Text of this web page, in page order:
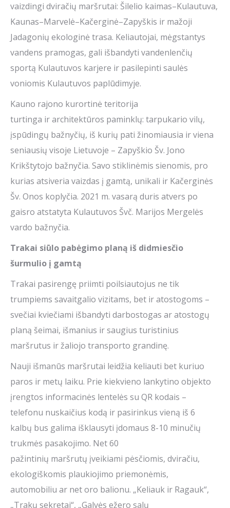
vaizdingi dviračių maršrutai: Šilelio kaimas–Kulautuva,
Kaunas–Marvelė–Kačerginė–Zapyškis ir mažoji
Jadagonių ekologinė trasa. Keliautojai, mėgstantys
vandens pramogas, gali išbandyti vandenlenčių
sportą Kulautuvos karjere ir pasilepinti saulės
voniomis Kulautuvos paplūdimyje.
Kauno rajono kurortinė teritorija
turtinga ir architektūros paminklų: tarpukario vilų,
įspūdingų bažnyčių, iš kurių pati žinomiausia ir viena
seniausių visoje Lietuvoje – Zapyškio Šv. Jono
Krikštytojo bažnyčia. Savo stiklinėmis sienomis, pro
kurias atsiveria vaizdas į gamtą, unikali ir Kačerginės
Šv. Onos koplyčia. 2021 m. vasarą duris atvers po
gaisro atstatyta Kulautuvos Švč. Marijos Mergelės
vardo bažnyčia.
Trakai siūlo pabėgimo planą iš didmiesčio
šurmulio į gamtą
Trakai pasirengę priimti poilsiautojus ne tik
trumpiems savaitgalio vizitams, bet ir atostogoms –
svečiai kviečiami išbandyti darbostogas ar atostogų
planą šeimai, išmanius ir saugius turistinius
maršrutus ir žaliojo transporto grandinę.
Nauji išmanūs maršrutai leidžia keliauti bet kuriuo
paros ir metų laiku. Prie kiekvieno lankytino objekto
įrengtos informacinės lentelės su QR kodais –
telefonu nuskaičius kodą ir pasirinkus vieną iš 6
kalbų bus galima išklausyti įdomaus 8-10 minučių
trukmės pasakojimo. Net 60
pažintinių maršrutų įveikiami pėsčiomis, dviračiu,
ekologiškomis plaukiojimo priemonėmis,
automobiliu ar net oro balionu. „Keliauk ir Ragauk“,
„Trakų sekretai“, „Galvės ežero salų